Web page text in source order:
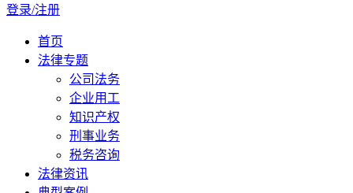
登录/注册
首页
法律专题
公司法务
企业用工
知识产权
刑事业务
税务咨询
法律资讯